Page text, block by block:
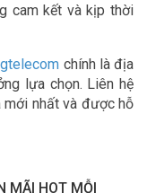
cam kết và kịp thời
chính là địa
lựa chọn. Liên hệ
nhất và được hỗ
MÃI HOT MỖI